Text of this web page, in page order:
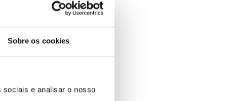
Sobre os cookies
sociais e analisar o nosso